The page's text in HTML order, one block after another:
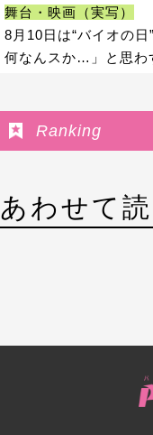
舞台・映画（実写）
8月10日は“バイオの
何なんスか…」と思わ
Ranking
あわせて